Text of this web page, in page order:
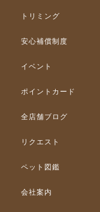
トリミング
安心補償制度
イベント
ポイントカード
全店舗ブログ
リクエスト
ペット図鑑
会社案内